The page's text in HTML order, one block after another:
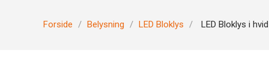
Forside Belysning LED Bloklys LED Bloklys i